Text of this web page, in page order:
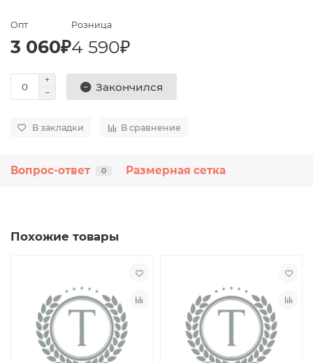
Опт
3 060₽
Розница
4 590₽
Закончился
В закладки В сравнение
Вопрос-ответ 0 Размерная сетка
Похожие товары